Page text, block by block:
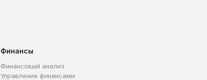
Финансы
Финансовый анализ
Управление финансами